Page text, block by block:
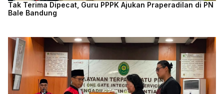
Tak Terima Dipecat, Guru PPPK Ajukan Praperadilan di PN
Bale Bandung